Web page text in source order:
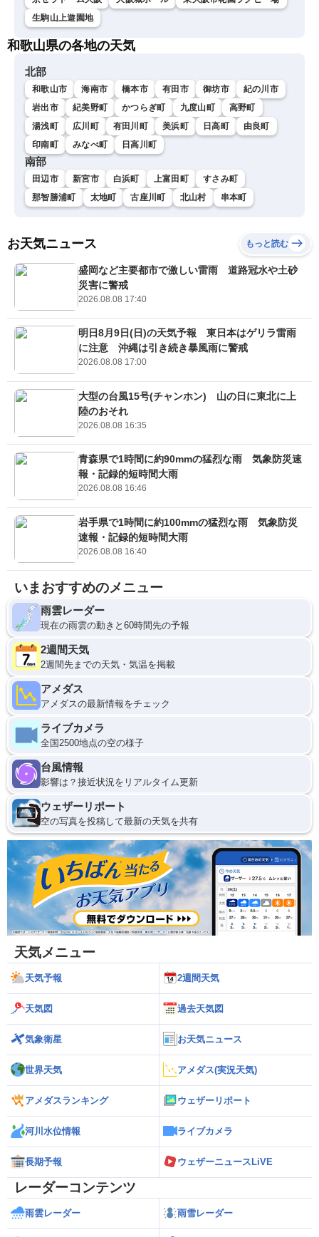
生駒山上遊園地
和歌山県の各地の天気
北部
和歌山市 海南市 橋本市 有田市 御坊市
紀の川市
岩出市
紀美野町 かつらぎ町 九度山町
高野町
湯浅町
広川町 有田川町 美浜町 日高町
由良町
印南町
みなべ町 日高川町
南部
田辺市 新宮市 白浜町 上富田町
すさみ町
那智勝浦町
太地町 古座川町 北山村 串本町
お天気ニュース もっと読む
盛岡など主要都市で激しい雷雨 道路冠水や土砂
災害に警戒
2026.08.08 17:40
明日8月9日(日)の天気予報 東日本はゲリラ雷雨
に注意 沖縄は引き続き暴風雨に警戒
2026.08.08 17:00
大型の台風15号(チャンホン) 山の日に東北に上
陸のおそれ
2026.08.08 16:35
青森県で1時間に約90mmの猛烈な雨 気象防災速
報・記録的短時間大雨
2026.08.08 16:46
岩手県で1時間に約100mmの猛烈な雨 気象防災
速報・記録的短時間大雨
2026.08.08 16:40
いまおすすめのメニュー
雨雲レーダー
現在の雨雲の動きと60時間先の予報
2週間天気
2週間先までの天気・気温を掲載
アメダス
アメダスの最新情報をチェック
ライブカメラ
全国2500地点の空の様子
台風情報
影響は？接近状況をリアルタイム更新
ウェザーリポート
空の写真を投稿して最新の天気を共有
天気メニュー
天気予報 2週間天気
天気図 過去天気図
気象衛星 お天気ニュース
世界天気 アメダス(実況天気)
アメダスランキング ウェザーリポート
河川水位情報 ライブカメラ
長期予報 ウェザーニュースLiVE
レーダーコンテンツ
雨雲レーダー 雨雪レーダー